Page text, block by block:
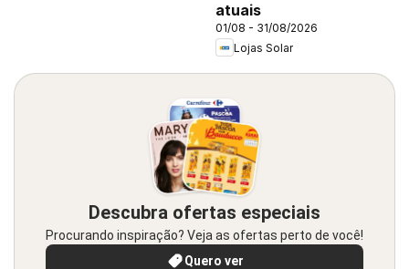
atuais
01/08 - 31/08/2026
Lojas Solar
Descubra ofertas especiais
Procurando inspiração? Veja as ofertas perto de você!
Quero ver